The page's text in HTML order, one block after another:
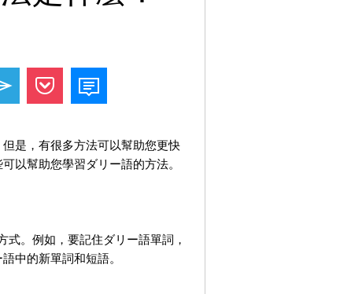
是，有很多方法可以幫助您更快
以幫助您學習ダリー語的方法。
。例如，要記住ダリー語單詞，
中的新單詞和短語。